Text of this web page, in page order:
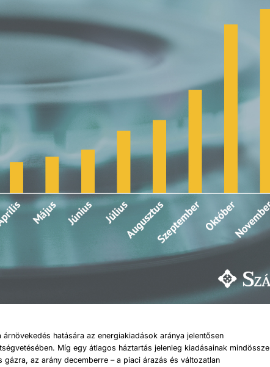
hatására az energiakiadások aránya jelentősen
Míg egy átlagos háztartás jelenleg kiadásainak mindössze
az arány decemberre – a piaci árazás és változatlan